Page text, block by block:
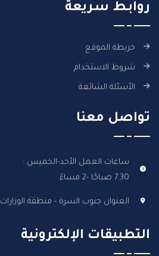
روابـط سـريعة
خريطة الموقع
شروط الاستخدام
الأسئلة الشائعة
تواصل معنا
ساعات العمل الأحد-الخميس :
7.30 صباحًا -2 مساءً
العنوان جنوب السرة - منطقة الوزارات
التطبيقات الإلكترونية